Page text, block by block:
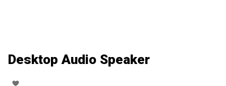
Desktop Audio Speaker